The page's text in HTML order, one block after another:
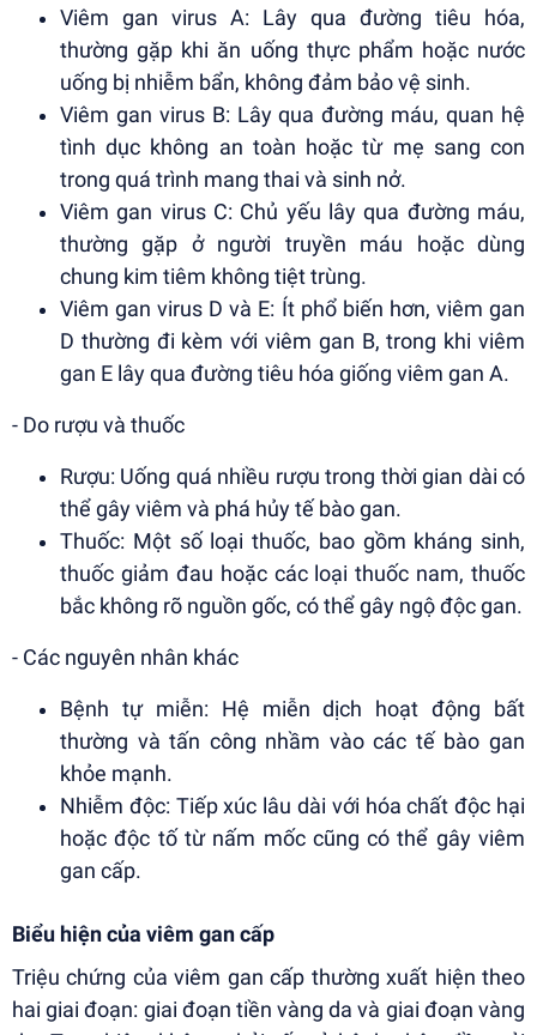
Viêm gan virus A: Lây qua đường tiêu hóa,
thường gặp khi ăn uống thực phẩm hoặc nước
uống bị nhiễm bẩn, không đảm bảo vệ sinh.
Viêm gan virus B: Lây qua đường máu, quan hệ
tình dục không an toàn hoặc từ mẹ sang con
trong quá trình mang thai và sinh nở.
Viêm gan virus C: Chủ yếu lây qua đường máu,
thường gặp ở người truyền máu hoặc dùng
chung kim tiêm không tiệt trùng.
Viêm gan virus D và E: Ít phổ biến hơn, viêm gan
D thường đi kèm với viêm gan B, trong khi viêm
gan E lây qua đường tiêu hóa giống viêm gan A.
- Do rượu và thuốc
Rượu: Uống quá nhiều rượu trong thời gian dài có
thể gây viêm và phá hủy tế bào gan.
Thuốc: Một số loại thuốc, bao gồm kháng sinh,
thuốc giảm đau hoặc các loại thuốc nam, thuốc
bắc không rõ nguồn gốc, có thể gây ngộ độc gan.
- Các nguyên nhân khác
Bệnh tự miễn: Hệ miễn dịch hoạt động bất
thường và tấn công nhầm vào các tế bào gan
khỏe mạnh.
Nhiễm độc: Tiếp xúc lâu dài với hóa chất độc hại
hoặc độc tố từ nấm mốc cũng có thể gây viêm
gan cấp.
Biểu hiện của viêm gan cấp
Triệu chứng của viêm gan cấp thường xuất hiện theo
hai giai đoạn: giai đoạn tiền vàng da và giai đoạn vàng